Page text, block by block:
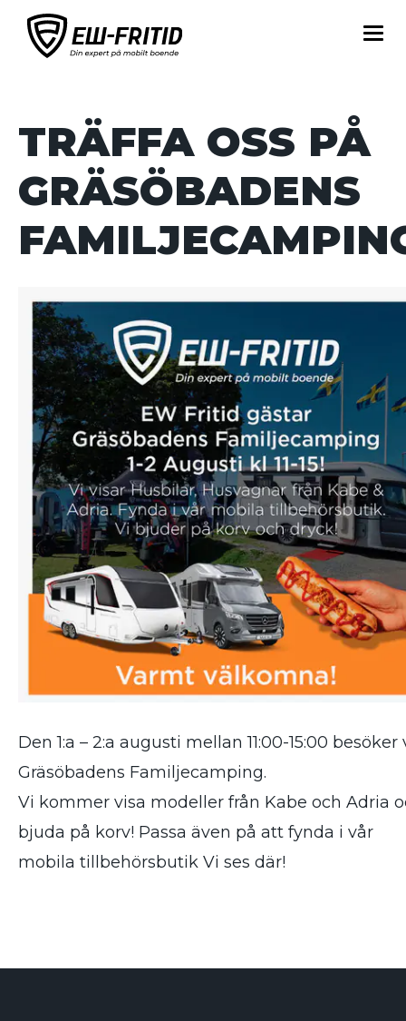
TRÄFFA OSS PÅ
GRÄSÖBADENS
Den 1:a – 2:a augusti mellan 11:00-15:00 besöker
Gräsöbadens Familjecamping.
Vi kommer visa modeller från Kabe och Adria
bjuda på korv! Passa även på att fynda i vår
mobila tillbehörsbutik Vi ses där!